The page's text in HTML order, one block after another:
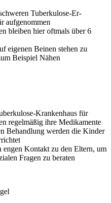
Tuber­kulose-Er­
aufge­nommen
bleiben hier oft­mals über 6
eigenen Beinen stehen zu
Beispiel Nähen
Kranken­haus für
regel­mäßig ihre Medikamente
Be­handlung werden die Kinder
engen Kontakt zu den Eltern, um
Fragen zu be­raten